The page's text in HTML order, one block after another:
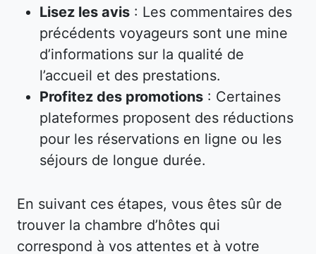
Lisez les avis : Les commentaires des
précédents voyageurs sont une mine
d’informations sur la qualité de
l’accueil et des prestations.
Profitez des promotions : Certaines
plateformes proposent des réductions
pour les réservations en ligne ou les
séjours de longue durée.
En suivant ces étapes, vous êtes sûr de
trouver la chambre d’hôtes qui
correspond à vos attentes et à votre